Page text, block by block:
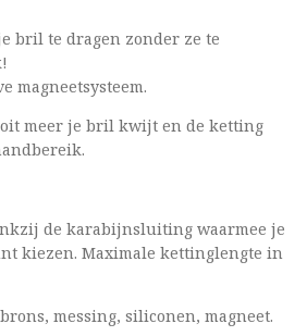
bril te dragen zonder ze te
magneetsysteem.
meer je bril kwijt en de ketting
de karabijnsluiting waarmee je
kiezen. Maximale kettinglengte in
messing, siliconen, magneet.